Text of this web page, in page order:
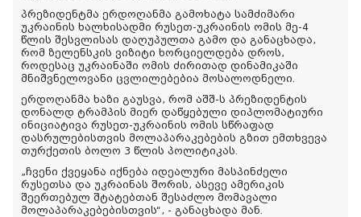
პრეზიდენტმა ერდოღანმა გამოხატა სამძიმარი
უკრაინის ხალხისადმი რუსეთ-უკრაინის ომის მე-4
წლის შესვლისას დაღუპულთა გამო და განაცხადა,
რომ ზელენსკის ვიზიტი ხორციელდება დროს,
როდესაც უკრაინაში ომის ძირითად დინამიკაში
მნიშვნელოვანი ცვლილებებია მოსალოდნელი.
ერდოღანმა ხაზი გაუსვა, რომ აშშ-ს პრეზიდენტის
დონალდ ტრამპის მიერ დაწყებული დიპლომატიური
ინიციატივა რუსეთ-უკრაინის ომის სწრაფად
დასრულებისთვის მოლაპარაკებების გზით ემთხვევა
თურქეთის ბოლო 3 წლის პოლიტიკას.
„ჩვენი ქვეყანა იქნება იდეალური მასპინძელი
რუსეთსა და უკრაინას შორის, ასევე ამერიკის
შეერთებულ შტატებთან შესაძლო მომავალი
მოლაპარაკებებისთვის“, - განაცხადა მან.